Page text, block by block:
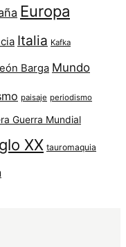
Europa
Italia Kafka
Barga Mundo
paisaje periodismo
Guerra Mundial
XX tauromaquia